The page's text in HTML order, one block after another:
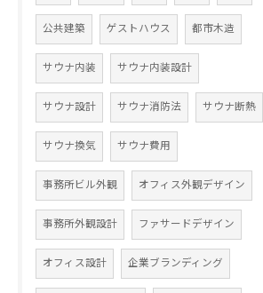
公共建築 ゲストハウス 都市木造
サウナ内装 サウナ内装設計
サウナ設計 サウナ消防法 サウナ断熱
サウナ換気 サウナ費用
事務所ビル外観 オフィス外観デザイン
事務所外観設計 ファサードデザイン
オフィス設計 企業ブランディング